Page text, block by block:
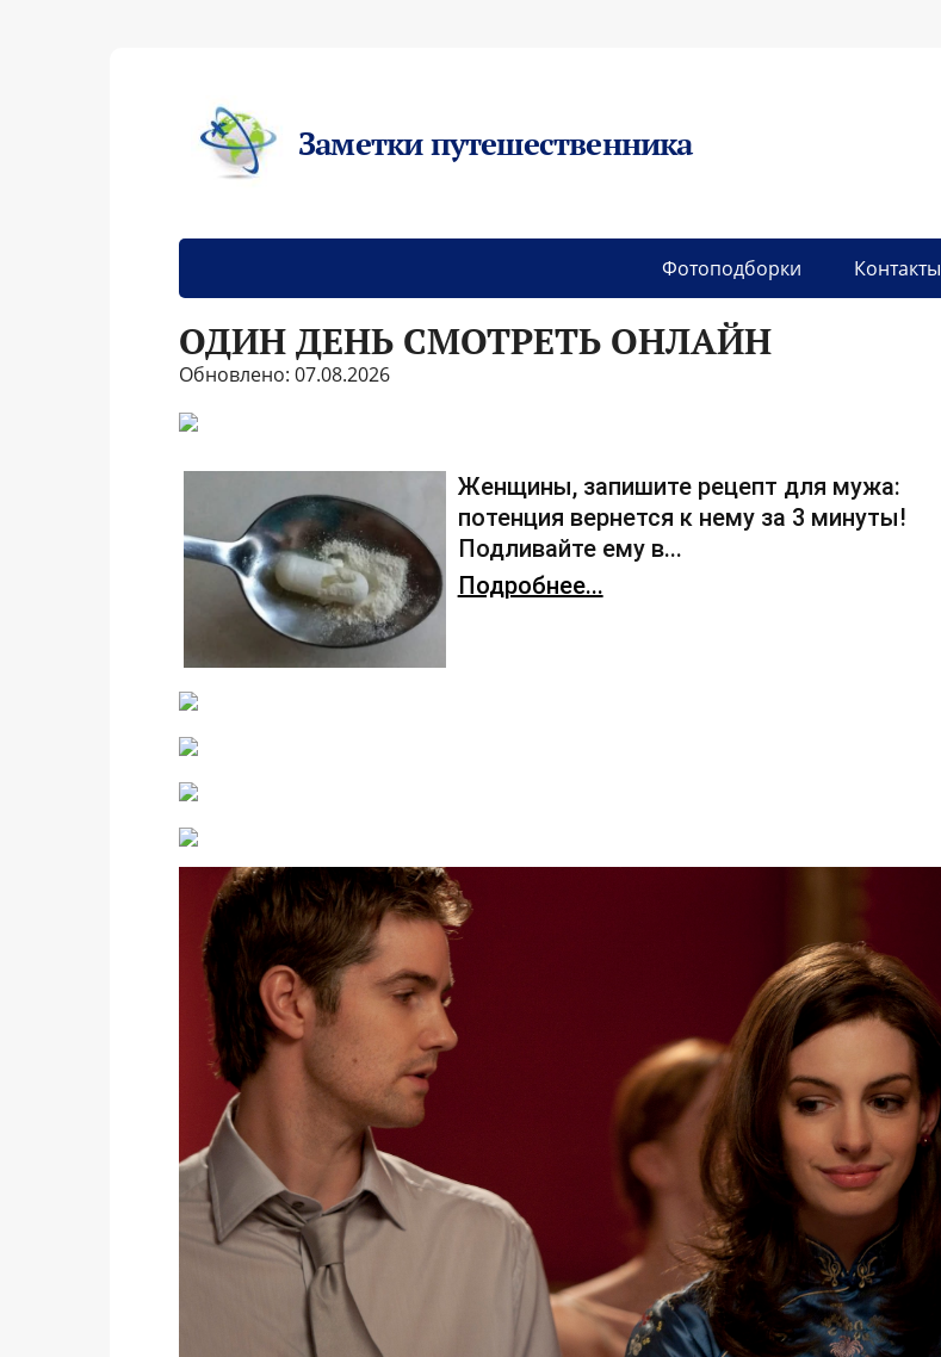
Заметки путешественника
Фотоподборки Контакты
ОДИН ДЕНЬ СМОТРЕТЬ ОНЛАЙН
Обновлено: 07.08.2026
Женщины, запишите рецепт для мужа:
потенция вернется к нему за 3 минуты!
Подливайте ему в...
Подробнее...